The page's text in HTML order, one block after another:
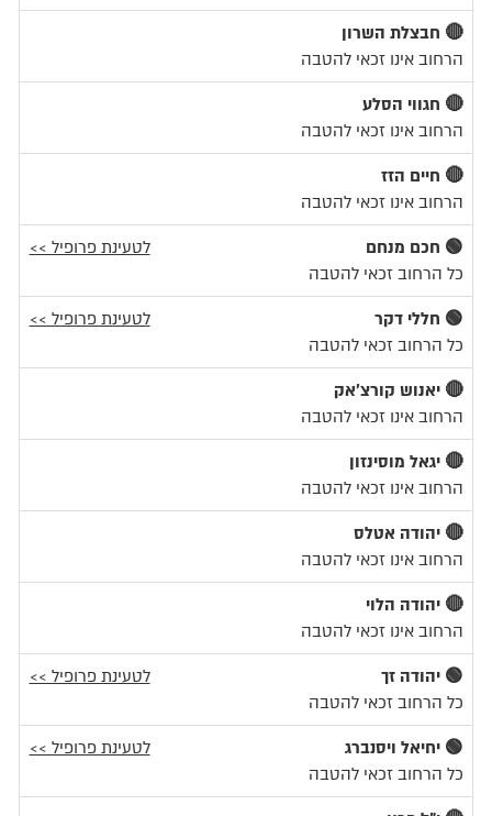
🔴 חבצלת השרון
הרחוב אינו זכאי להטבה
🔴 חגווי הסלע
הרחוב אינו זכאי להטבה
🔴 חיים הזז
הרחוב אינו זכאי להטבה
🟢 חכם מנחם
לטעינת פרופיל >>
כל הרחוב זכאי להטבה
🟢 חללי דקר
לטעינת פרופיל >>
כל הרחוב זכאי להטבה
🔴 יאנוש קורצ'אק
הרחוב אינו זכאי להטבה
🔴 יגאל מוסינזון
הרחוב אינו זכאי להטבה
🔴 יהודה אטלס
הרחוב אינו זכאי להטבה
🔴 יהודה הלוי
הרחוב אינו זכאי להטבה
🟢 יהודה זך
לטעינת פרופיל >>
כל הרחוב זכאי להטבה
🟢 יחיאל ויסנברג
לטעינת פרופיל >>
כל הרחוב זכאי להטבה